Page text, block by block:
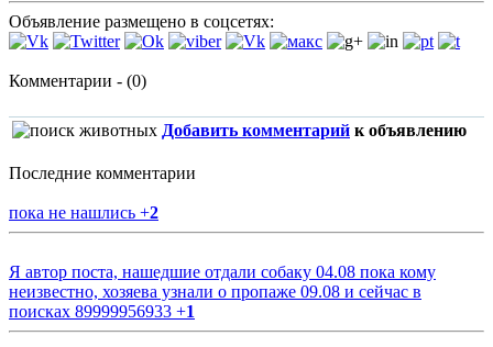
Объявление размещено в соцсетях:
Комментарии - (0)
Добавить комментарий к объявлению
Последние комментарии
пока не нашлись +2
Я автор поста, нашедшие отдали собаку 04.08 пока кому
неизвестно, хозяева узнали о пропаже 09.08 и сейчас в
поисках 89999956933 +1